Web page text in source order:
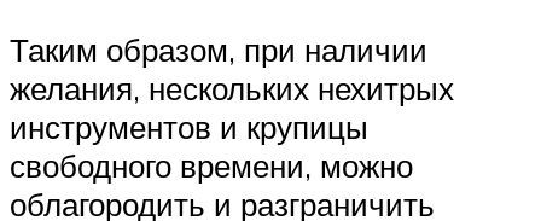
Таким образом, при наличии
желания, нескольких нехитрых
инструментов и крупицы
свободного времени, можно
облагородить и разграничить